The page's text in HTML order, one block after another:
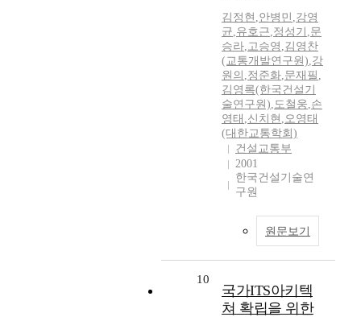
김정현 ,안병민 ,강영
균,유호근,정성기 ,문
승라,고승영 ,김영찬
(교통개발연구원),강
원의 ,정준화,문재필 ,
김영록(한국건설기
술연구원),도철웅,손
영태 ,신치현 ,오영태
(대한교통학회)
건설교통부
2001
한국건설기술연
구원
원문보기
10
국가ITS아키텍
쳐 확립을 위한